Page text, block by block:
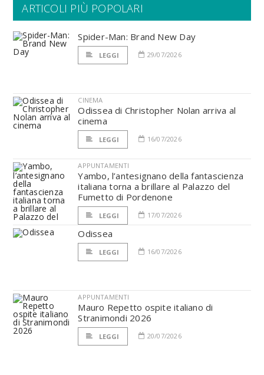
ARTICOLI PIÙ POPOLARI
Spider-Man: Brand New Day
LEGGI 29/07/2026
CINEMA
Odissea di Christopher Nolan arriva al
cinema
LEGGI 16/07/2026
APPUNTAMENTI
Yambo, l’antesignano della fantascienza
italiana torna a brillare al Palazzo del
Fumetto di Pordenone
LEGGI 17/07/2026
Odissea
LEGGI 16/07/2026
APPUNTAMENTI
Mauro Repetto ospite italiano di
Stranimondi 2026
LEGGI 20/07/2026